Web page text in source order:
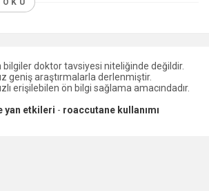
doktor tavsiyesi niteliğinde değildir.
geniş araştırmalarla derlenmiştir.
erişilebilen ön bilgi sağlama amacındadır.
yan etkileri - roaccutane kullanımı